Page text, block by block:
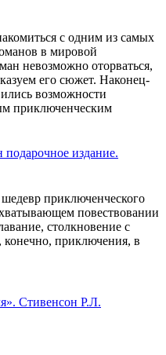
с одним из самых
в мировой
невозможно оторваться,
его сюжет. Наконец-
возможности
приключенческим
издание.
приключенческого
повествовании
столкновение с
конечно, приключения, в
Стивенсон Р.Л.